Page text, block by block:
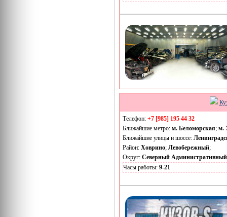
Телефон: +7 [985] 195 44 32
Ближайшие метро: м. Беломорская; м.
Ближайшие улицы и шоссе:
Район: Ховрино; Левобережный;
Округ: Северный
Часы работы: 9-21